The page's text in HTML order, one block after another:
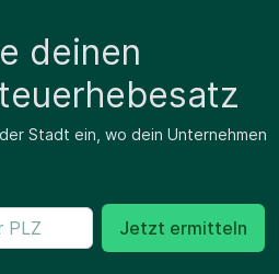
deinen
Stadt ein, wo dein Unternehmen
Jetzt ermitteln